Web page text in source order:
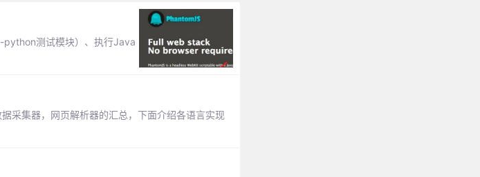
python测试模块）、执行Java
采集器，网页解析器的汇总，下面介绍各语言实现